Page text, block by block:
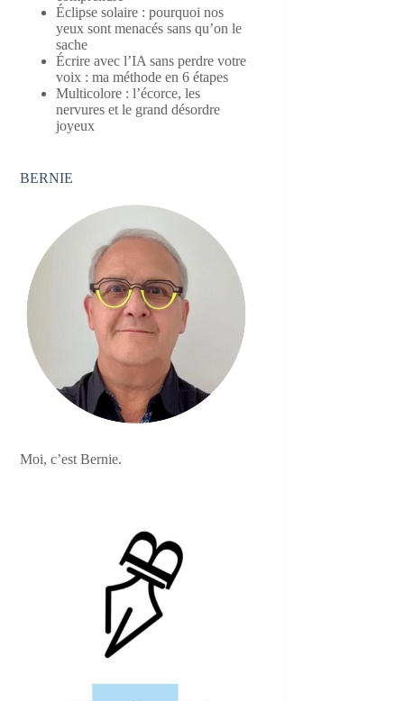
Éclipse solaire : pourquoi nos
yeux sont menacés sans qu’on le
sache
Écrire avec l’IA sans perdre votre
voix : ma méthode en 6 étapes
Multicolore : l’écorce, les
nervures et le grand désordre
joyeux
BERNIE
Moi, c’est Bernie.